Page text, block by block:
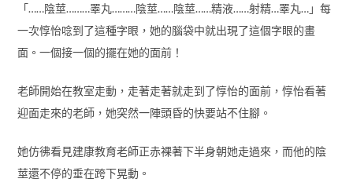
「……陰莖………睪丸………陰莖……陰莖……精液……射精…睪丸…」每
一次惇怡唸到了這種字眼，她的腦袋中就出現了這個字眼的畫
面。一個接一個的擺在她的面前！
老師開始在教室走動，走著走著就走到了惇怡的面前，惇怡看著
迎面走來的老師，她突然一陣頭昏的快要站不住腳。
她仿彿看見建康教育老師正赤裸著下半身朝她走過來，而他的陰
莖還不停的垂在跨下晃動。